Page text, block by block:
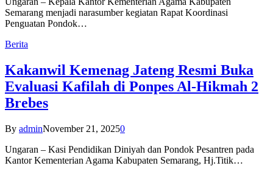
Semarang menjadi narasumber kegiatan Rapat Koordinasi
Penguatan Pondok…
Berita
Kakanwil Kemenag Jateng Resmi Buka
Evaluasi Kafilah di Ponpes Al-Hikmah 2
Brebes
By adminNovember 21, 20250
Ungaran – Kasi Pendidikan Diniyah dan Pondok Pesantren pada
Kantor Kementerian Agama Kabupaten Semarang, Hj.Titik…